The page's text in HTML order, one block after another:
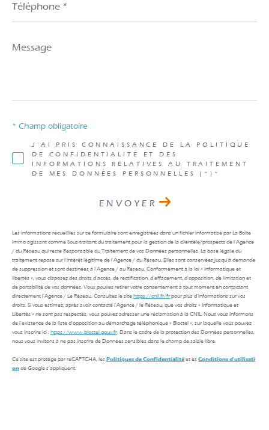
*
Message
*
J'AI PRIS CONNAISSANCE DE LA POLITIQUE
DE CONFIDENTIALITÉ ET DES
INFORMATIONS RELATIVES AU TRAITEMENT
DE MES DONNÉES PERSONNELLES (*)*
* Champ obligatoire
ENVOYER
Les informations recueillies sur ce formulaire sont enregistrées dans un fichier informatisé par La Boite
Immo agissant comme Sous-traitant du traitement pour la gestion de la clientèle/prospects de l'Agence
/ du Réseau qui reste Responsable du Traitement de vos Données personnelles. La base légale du
traitement repose sur l'intérêt légitime de l'Agence / du Réseau. Elles sont conservées jusqu'à demande
de suppression et sont destinées à l'Agence / au Réseau. Conformément à la loi « informatique et
libertés », vous disposez des droits d’accès, de rectification, d’effacement, d’opposition, de limitation et
de portabilité de vos données. Vous pouvez retirer votre consentement à tout moment en contactant
directement l’Agence / Le Réseau. Consultez le site https://cnil.fr/fr pour plus d’informations sur vos
droits. Si vous estimez, après avoir contacté l'Agence / le Réseau, que vos droits « Informatique et
Libertés » ne sont pas respectés, vous pouvez adresser une réclamation à la CNIL. Nous vous informons
de l’existence de la liste d'opposition au démarchage téléphonique « Bloctel », sur laquelle vous pouvez
vous inscrire ici : https://www.bloctel.gouv.fr. Dans le cadre de la protection des Données personnelles,
nous vous invitons à ne pas inscrire de Données sensibles dans le champ de saisie libre.
Ce site est protégé par reCAPTCHA, les Politiques de Confidentialité et es Conditions d'utilisati
on de Google s'appliquent.